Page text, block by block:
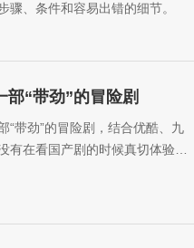
、条件和容易出错的细节。
“带劲”的冒险剧
“带劲”的冒险剧，结合优酷、九
在看国产剧的时候真切体验到
脑子飞速旋转，又舍不得按暂